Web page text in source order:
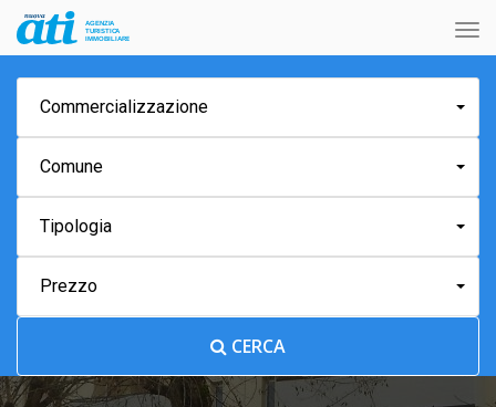
Commercializzazione
Comune
Tipologia
Prezzo
CERCA